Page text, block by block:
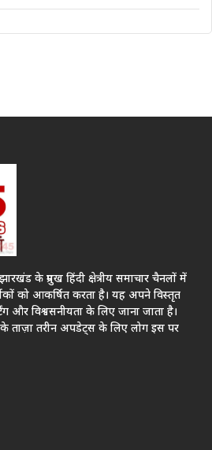
के प्रमुख हिंदी क्षेत्रीय समाचार चैनलों में
को आकर्षित करता है। यह अपने विस्तृत
और विश्वसनीयता के लिए जाना जाता है।
ताज़ा तरीन अपडेट्स के लिए लोग इस पर